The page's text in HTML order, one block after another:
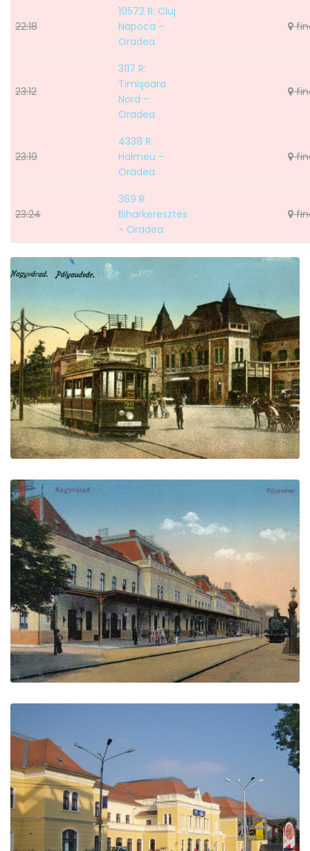
22:18
10572 R: Cluj
Napoca -
Oradea
23:12
3117 R:
Timişoara
Nord -
Oradea
23:19
4338 R:
Halmeu -
Oradea
23:24
369 R:
Biharkeresztes
- Oradea